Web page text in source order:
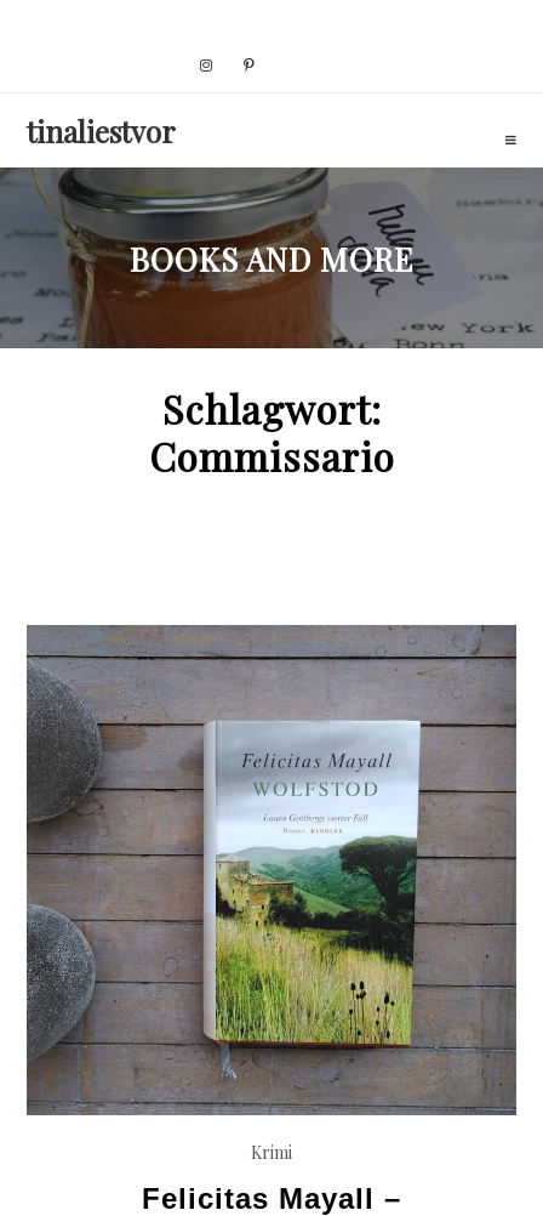
tinaliestvor
BOOKS AND MORE
Schlagwort:
Commissario
Krimi
Felicitas Mayall –